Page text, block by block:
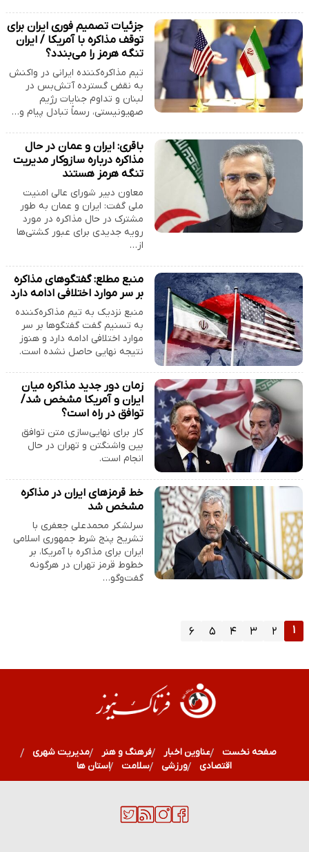
جزئیات تصمیم فوری ایران برای
توقف مذاکره با آمریکا / ایران
تنگه هرمز را می‌بندد؟
تیم مذاکره‌کننده ایرانی در واکنش
به نقض گسترده آتش‌بس در
لبنان و تداوم جنایات رژیم
صهیونیستی، رسماً تبادل پیام و…
باقری: ایران و عمان در حال
مذاکره درباره سازوکار مدیریت
تنگه هرمز هستند
معاون دبیر شورای عالی امنیت
ملی گفت: ایران و عمان به طور
مشترک در حال مذاکره در مورد
رویه جدیدی برای عبور کشتی‌ها
از…
منبع مطلع: گفتگوهای مذاکره
بر سر موارد اختلافی ادامه دارد
منبع نزدیک به تیم مذاکره‌کننده
به تسنیم گفت گفتگوها بر سر
موارد اختلافی ادامه دارد و هنوز
نتیجه نهایی حاصل نشده است.
زمان دور جدید مذاکره میان
ایران و آمریکا مشخص شد/
توافق در راه است؟
کار برای نهایی‌سازی متن توافق
بین واشنگتن و تهران در حال
انجام است.
خط قرمزهای ایران در مذاکره
مشخص شد
سرلشکر محمدعلی جعفری با
تشریح پنج شرط جمهوری اسلامی
ایران برای مذاکره با آمریکا، بر
خطوط قرمز تهران در هرگونه
گفت‌وگو…
۱ ۲ ۳ ۴ ۵ ۶
صفحه نخست عناوین اخبار فرهنگ و هنر
مدیریت شهری
اقتصادی
ورزشی سلامت استان ها